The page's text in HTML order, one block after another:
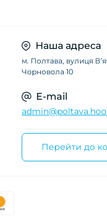
Наша адреса
м. Полтава, вулиця
Чорновола 10
E-mail
Перейти до